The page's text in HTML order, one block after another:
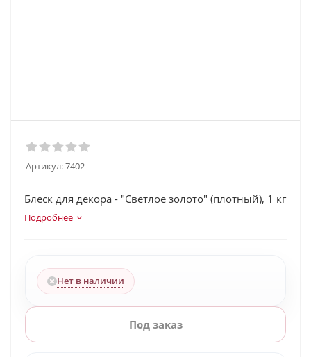
Артикул:7402
Блеск для декора - "Светлое золото" (плотный), 1 кг
Подробнее
Нет в наличии
Под заказ